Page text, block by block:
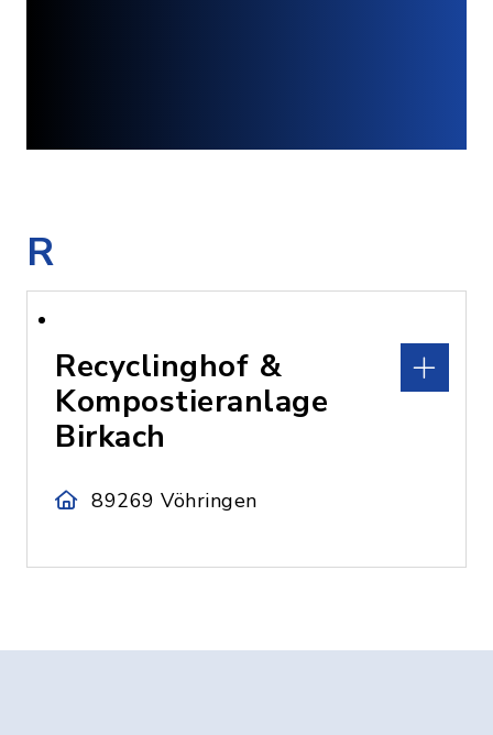
R
Recyclinghof &
Kompostieranlage
Birkach
89269 Vöhringen